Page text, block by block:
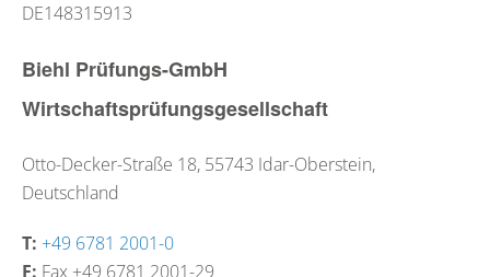
DE148315913
Biehl Prüfungs-GmbH
Wirtschaftsprüfungsgesellschaft
Otto-Decker-Straße 18, 55743 Idar-Oberstein,
Deutschland
T: +49 6781 2001-0
F: Fax +49 6781 2001-29